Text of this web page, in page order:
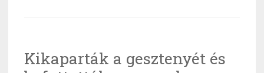
Kikaparták a gesztenyét és